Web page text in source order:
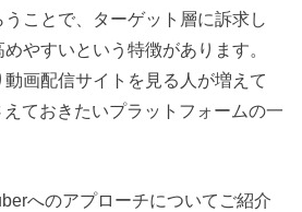
ことで、ターゲット層に訴求し
やすいという特徴があります。
画配信サイトを見る人が増えて
ておきたいプラットフォームの一
へのアプローチについてご紹介